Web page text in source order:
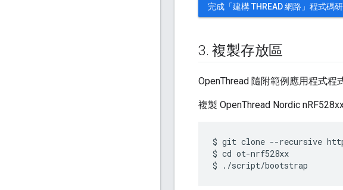
完成「建構 THREAD 網路」程式碼
3. 複製存放區
OpenThread 隨附範例應用程式程
複製 OpenThread Nordic
$ git clone --recursive
$ cd ot-nrf528xx